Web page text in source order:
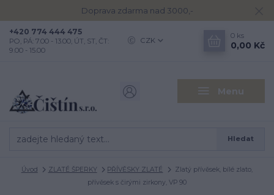
Doprava zdarma nad 3000,-
Menu
CZK
Hledat
+420 774 444 475
PO, PÁ: 7.00 - 13.00, ÚT, ST, ČT:
9.00 - 15.00
0 ks
0,00 Kč
Úvod ZLATÉ ŠPERKY PŘÍVĚSKY ZLATÉ
Zlatý přívěsek, bílé zlato,
přívěsek s čirými zirkony, VP 90